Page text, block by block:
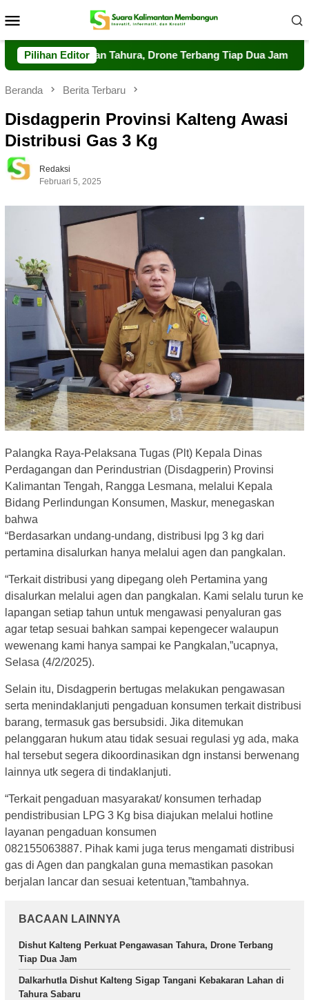
ke
Mobile
Pilihan Editor
Tahura, Drone Terbang Tiap Dua Jam
Beranda Berita Terbaru
Disdagperin Provinsi Kalteng Awasi
Distribusi Gas 3 Kg
Redaksi
Februari 5, 2025
Palangka Raya-Pelaksana Tugas (Plt) Kepala Dinas
Perdagangan dan Perindustrian (Disdagperin) Provinsi
Kalimantan Tengah, Rangga Lesmana, melalui Kepala
Bidang Perlindungan Konsumen, Maskur, menegaskan
bahwa
“Berdasarkan undang-undang, distribusi lpg 3 kg dari
pertamina disalurkan hanya melalui agen dan pangkalan.
“Terkait distribusi yang dipegang oleh Pertamina yang
disalurkan melalui agen dan pangkalan. Kami selalu turun ke
lapangan setiap tahun untuk mengawasi penyaluran gas
agar tetap sesuai bahkan sampai kepengecer walaupun
wewenang kami hanya sampai ke Pangkalan,”ucapnya,
Selasa (4/2/2025).
Selain itu, Disdagperin bertugas melakukan pengawasan
serta menindaklanjuti pengaduan konsumen terkait distribusi
barang, termasuk gas bersubsidi. Jika ditemukan
pelanggaran hukum atau tidak sesuai regulasi yg ada, maka
hal tersebut segera dikoordinasikan dgn instansi berwenang
lainnya utk segera di tindaklanjuti.
“Terkait pengaduan masyarakat/ konsumen terhadap
pendistribusian LPG 3 Kg bisa diajukan melalui hotline
layanan pengaduan konsumen
082155063887. Pihak kami juga terus mengamati distribusi
gas di Agen dan pangkalan guna memastikan pasokan
berjalan lancar dan sesuai ketentuan,”tambahnya.
BACAAN LAINNYA
Dishut Kalteng Perkuat Pengawasan Tahura, Drone Terbang
Tiap Dua Jam
Dalkarhutla Dishut Kalteng Sigap Tangani Kebakaran Lahan di
Tahura Sabaru